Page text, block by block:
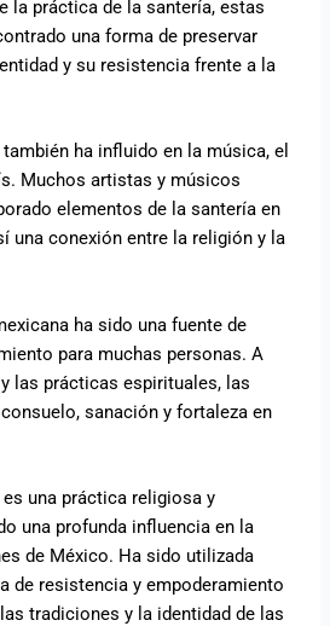
la práctica de la santería, estas
una forma de preservar
y su resistencia frente a la
ha influido en la música, el
Muchos artistas y músicos
elementos de la santería en
una conexión entre la religión y la
ha sido una fuente de
para muchas personas. A
las prácticas espirituales, las
sanación y fortaleza en
una práctica religiosa y
una profunda influencia en la
de México. Ha sido utilizada
de resistencia y empoderamiento
tradiciones y la identidad de las